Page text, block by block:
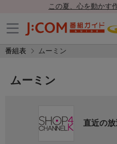
この夏、心を動かす
番組表 ムーミン
ムーミン
直近の